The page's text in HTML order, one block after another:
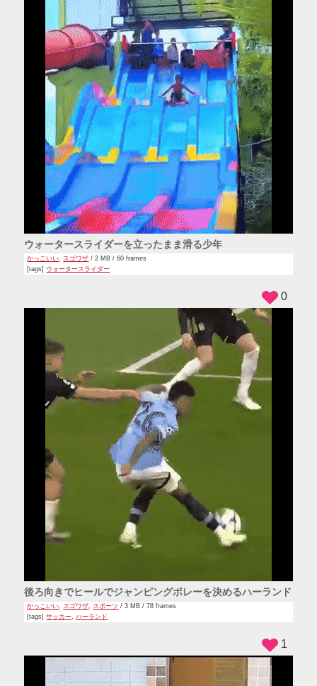
ウォータースライダーを立ったまま滑る少年
かっこいい, スゴワザ / 2 MB / 60 frames
[tags] ウォータースライダー
後ろ向きでヒールでジャンピングボレーを決めるハーランド
かっこいい, スゴワザ, スポーツ / 3 MB / 78 frames
[tags]サッカー,ハーランド
0
1